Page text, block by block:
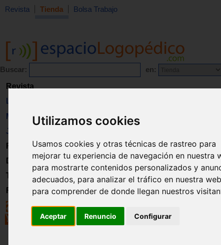
Utilizamos cookies
Usamos cookies y otras técnicas de rastreo para
mejorar tu experiencia de navegación en nuestra
para mostrarte contenidos personalizados y
adecuados, para analizar el tráfico en nuestra
para comprender de donde llegan nuestros
Aceptar Renuncio Configurar
Revista Tienda Bolsa Trabajo
Buscar: en:
Revista
Libros
Material
Juguetes
Formación
Directorio
Trabajo
Registro